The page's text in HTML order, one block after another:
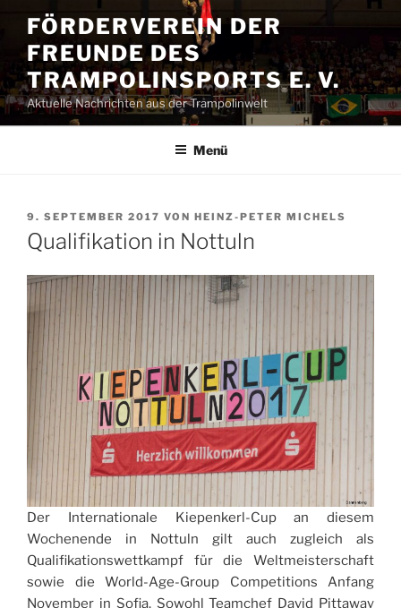
Inhalt
springen
FÖRDERVEREIN DER
FREUNDE DES
TRAMPOLINSPORTS E. V.
Aktuelle Nachrichten aus der Trampolinwelt
Menü
VERÖFFENTLICHT
AM
9. SEPTEMBER 2017 VON HEINZ-PETER MICHELS
Qualifikation in Nottuln
Der Internationale Kiepenkerl-Cup an diesem
Wochenende in Nottuln gilt auch zugleich als
Qualifikationswettkampf für die Weltmeisterschaft
sowie die World-Age-Group Competitions Anfang
November in Sofia. Sowohl Teamchef David Pittaway